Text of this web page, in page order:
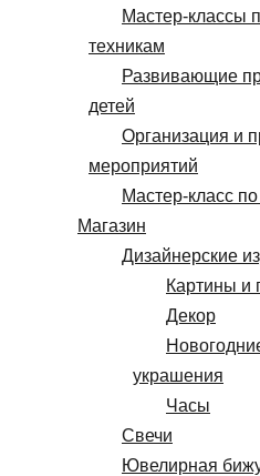
Мастер-классы
техникам
Развивающие
детей
Организация и
мероприятий
Мастер-класс
Магазин
Дизайнерские
Картины и
Декор
украшения
Часы
Свечи
Ювелирная